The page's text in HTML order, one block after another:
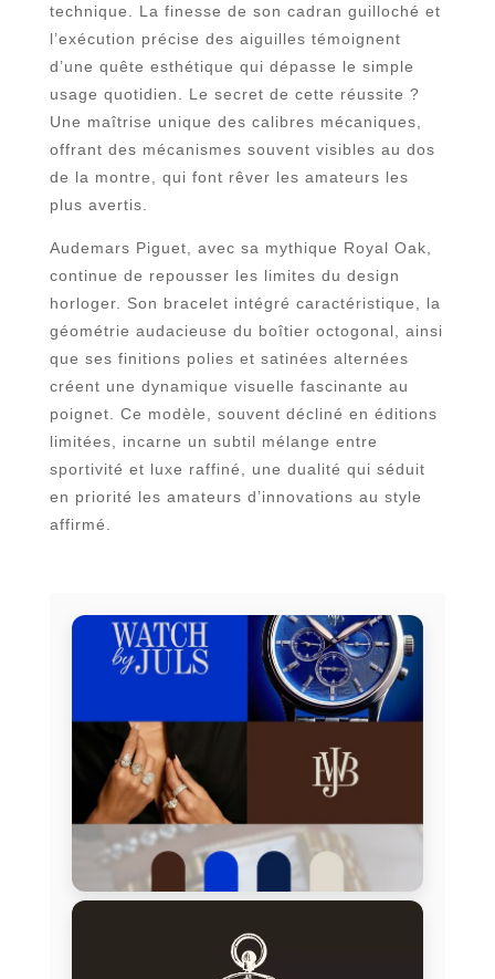
technique. La finesse de son cadran guilloché et
l’exécution précise des aiguilles témoignent
d’une quête esthétique qui dépasse le simple
usage quotidien. Le secret de cette réussite ?
Une maîtrise unique des calibres mécaniques,
offrant des mécanismes souvent visibles au dos
de la montre, qui font rêver les amateurs les
plus avertis.
Audemars Piguet, avec sa mythique Royal Oak,
continue de repousser les limites du design
horloger. Son bracelet intégré caractéristique, la
géométrie audacieuse du boîtier octogonal, ainsi
que ses finitions polies et satinées alternées
créent une dynamique visuelle fascinante au
poignet. Ce modèle, souvent décliné en éditions
limitées, incarne un subtil mélange entre
sportivité et luxe raffiné, une dualité qui séduit
en priorité les amateurs d’innovations au style
affirmé.